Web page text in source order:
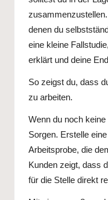
denen du
eine kleine
erklärt und deine
So zeigst du, dass
zu arbeiten.
Wenn du noch
Sorgen. Erstelle
Arbeitsprobe, die
Kunden zeigt, dass
für die Stelle direkt